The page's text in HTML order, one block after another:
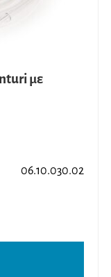
με
06.10.030.02